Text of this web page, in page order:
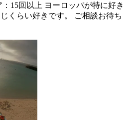
15回以上 ヨーロッパが特に好き
くらい好きです。 ご相談お待ち